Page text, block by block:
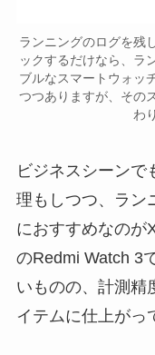
ランニングのログを残
ックするだけなら、ラ
ブルなスマートウォッ
つつありますが、その
わ
ビジネスシーンで
理もしつつ、ラン
におすすめなのが
のRedmi Watch 3
いものの、計測精
イテムに仕上がっ